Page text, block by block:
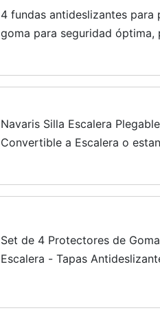
4 fundas antideslizantes para
goma para seguridad óptima,
Navaris Silla Escalera
Convertible a Escalera o
Set de 4 Protectores de
Escalera - Tapas